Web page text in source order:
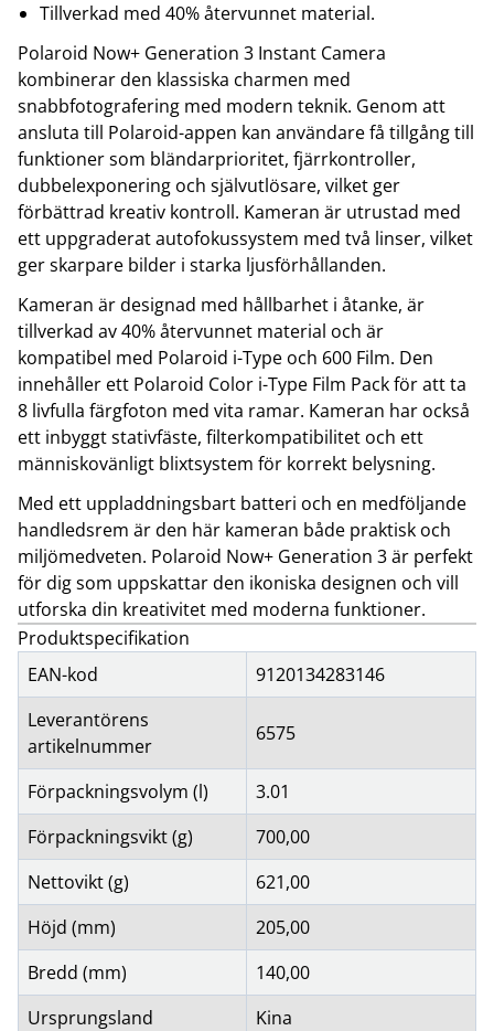
Tillverkad med 40% återvunnet material.
Polaroid Now+ Generation 3 Instant Camera
kombinerar den klassiska charmen med
snabbfotografering med modern teknik. Genom att
ansluta till Polaroid-appen kan användare få tillgång till
funktioner som bländarprioritet, fjärrkontroller,
dubbelexponering och självutlösare, vilket ger
förbättrad kreativ kontroll. Kameran är utrustad med
ett uppgraderat autofokussystem med två linser, vilket
ger skarpare bilder i starka ljusförhållanden.
Kameran är designad med hållbarhet i åtanke, är
tillverkad av 40% återvunnet material och är
kompatibel med Polaroid i-Type och 600 Film. Den
innehåller ett Polaroid Color i-Type Film Pack för att ta
8 livfulla färgfoton med vita ramar. Kameran har också
ett inbyggt stativfäste, filterkompatibilitet och ett
människovänligt blixtsystem för korrekt belysning.
Med ett uppladdningsbart batteri och en medföljande
handledsrem är den här kameran både praktisk och
miljömedveten. Polaroid Now+ Generation 3 är perfekt
för dig som uppskattar den ikoniska designen och vill
utforska din kreativitet med moderna funktioner.
Produktspecifikation
EAN-kod
9120134283146
Leverantörens
artikelnummer
6575
Förpackningsvolym (l)
3.01
Förpackningsvikt (g)
700,00
Nettovikt (g)
621,00
Höjd (mm)
205,00
Bredd (mm)
140,00
Ursprungsland
Kina